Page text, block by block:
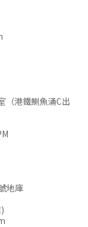
（港鐵鰂魚涌C出
地庫